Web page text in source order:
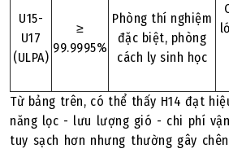
U15-
U17
(ULPA)
≥
99.9995%
Phòng thí nghiệm
đặc biệt, phòng
cách ly sinh học
Từ bảng trên, có thể thấy H14 đạt
năng lọc - lưu lượng gió - chi phí
tuy sạch hơn nhưng thường gây